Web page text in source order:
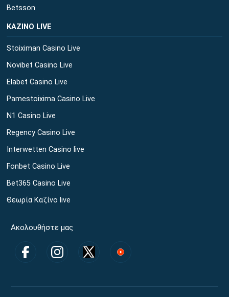
Betsson
ΚΑΖΙΝΟ LIVE
Stoiximan Casino Live
Novibet Casino Live
Elabet Casino Live
Pamestoixima Casino Live
N1 Casino Live
Regency Casino Live
Interwetten Casino live
Fonbet Casino Live
Bet365 Casino Live
Θεωρία Καζίνο live
Ακολουθήστε μας